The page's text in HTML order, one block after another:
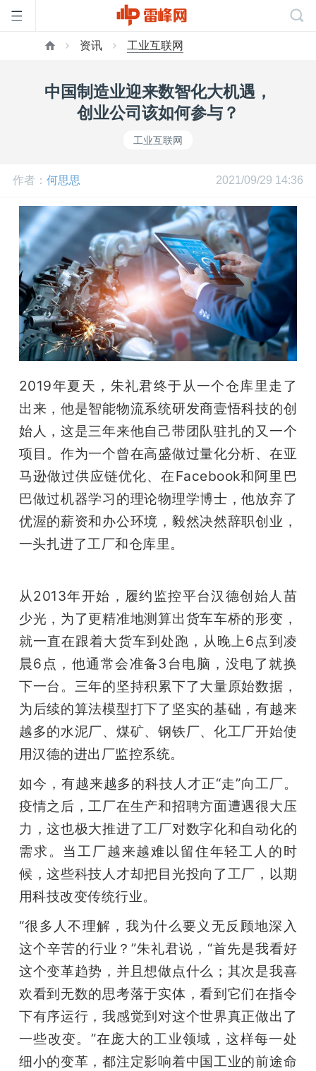
网
公
开
课
活
中
心
题
搞
机
资讯 工业互联网
中国制造业迎来数智化大机遇，
创业公司该如何参与？
工业互联网
作者： 何思思 2021/09/29 14:36
2019年夏天，朱礼君终于从一个仓库里走了
出来，他是智能物流系统研发商壹悟科技的创
始人，这是三年来他自己带团队驻扎的又一个
项目。作为一个曾在高盛做过量化分析、在亚
马逊做过供应链优化、在Facebook和阿里巴
巴做过机器学习的理论物理学博士，他放弃了
优渥的薪资和办公环境，毅然决然辞职创业，
一头扎进了工厂和仓库里。
从2013年开始，履约监控平台汉德创始人苗
少光，为了更精准地测算出货车车桥的形变，
就一直在跟着大货车到处跑，从晚上6点到凌
晨6点，他通常会准备3台电脑，没电了就换
下一台。三年的坚持积累下了大量原始数据，
为后续的算法模型打下了坚实的基础，有越来
越多的水泥厂、煤矿、钢铁厂、化工厂开始使
用汉德的进出厂监控系统。
如今，有越来越多的科技人才正“走”向工厂。
疫情之后，工厂在生产和招聘方面遭遇很大压
力，这也极大推进了工厂对数字化和自动化的
需求。当工厂越来越难以留住年轻工人的时
候，这些科技人才却把目光投向了工厂，以期
用科技改变传统行业。
“很多人不理解，我为什么要义无反顾地深入
这个辛苦的行业？”朱礼君说，“首先是我看好
这个变革趋势，并且想做点什么；其次是我喜
欢看到无数的思考落于实体，看到它们在指令
下有序运行，我感觉到对这个世界真正做出了
一些改变。”在庞大的工业领域，这样每一处
细小的变革，都注定影响着中国工业的前途命